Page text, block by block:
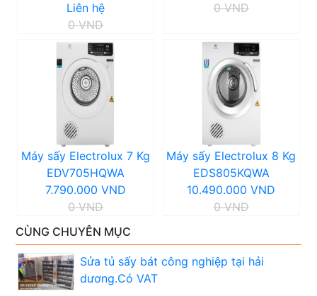
Liên hệ
0 VND
0 VND
Máy sấy Electrolux 7 Kg
EDV705HQWA
7.790.000 VND
0 VND
Máy sấy Electrolux 8 Kg
EDS805KQWA
10.490.000 VND
0 VND
CÙNG CHUYÊN MỤC
Sửa tủ sấy bát công nghiệp tại hải
dương.Có VAT